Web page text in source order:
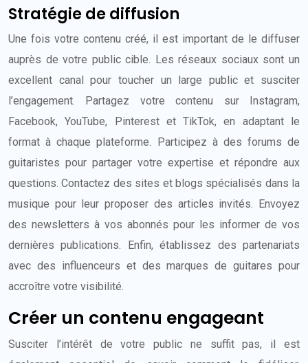
Stratégie de diffusion
Une fois votre contenu créé, il est important de le diffuser
auprès de votre public cible. Les réseaux sociaux sont un
excellent canal pour toucher un large public et susciter
l’engagement. Partagez votre contenu sur Instagram,
Facebook, YouTube, Pinterest et TikTok, en adaptant le
format à chaque plateforme. Participez à des forums de
guitaristes pour partager votre expertise et répondre aux
questions. Contactez des sites et blogs spécialisés dans la
musique pour leur proposer des articles invités. Envoyez
des newsletters à vos abonnés pour les informer de vos
dernières publications. Enfin, établissez des partenariats
avec des influenceurs et des marques de guitares pour
accroître votre visibilité.
Créer un contenu engageant
Susciter l’intérêt de votre public ne suffit pas, il est